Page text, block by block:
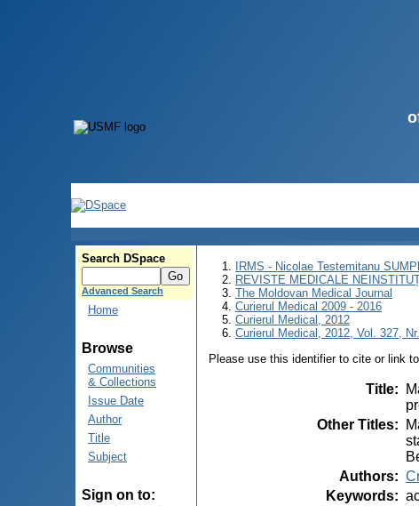
Search DSpace
Advanced Search
Home
Browse
Communities
& Collections
Issue Date
Author
Title
Subject
Sign on to:
IRMS - Nicolae Testemitanu
REVISTE MEDICALE
The Moldovan Medical Journal
Curierul Medical 2009 - 2016
Curierul Medical, 2012
Curierul Medical, 2012, Vol. 327,
Please use this identifier to cite or link
Title:
Other Titles:
Authors:
Keywords: